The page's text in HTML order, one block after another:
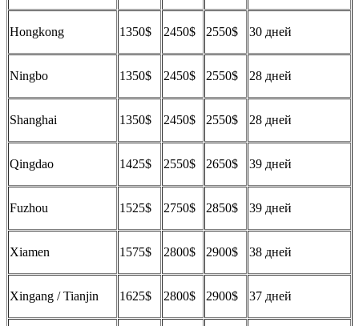
Hongkong 1350$ 2450$ 2550$ 30 дней
Ningbo 1350$ 2450$ 2550$ 28 дней
Shanghai 1350$ 2450$ 2550$ 28 дней
Qingdao 1425$ 2550$ 2650$ 39 дней
Fuzhou 1525$ 2750$ 2850$ 39 дней
Xiamen 1575$ 2800$ 2900$ 38 дней
Xingang / Tianjin 1625$ 2800$ 2900$ 37 дней